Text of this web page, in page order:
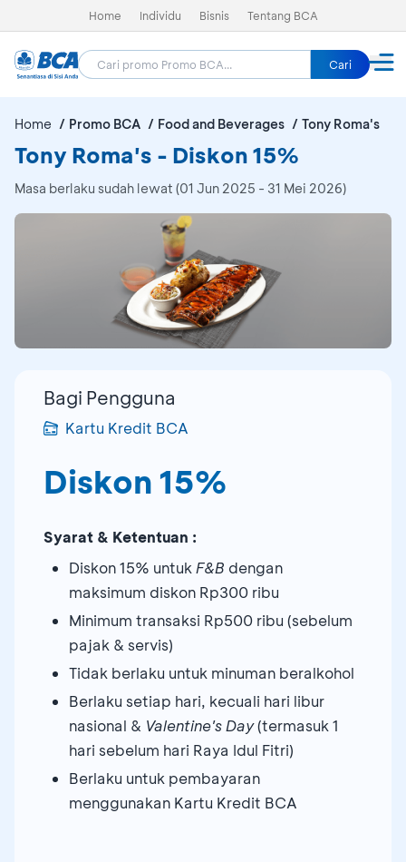
Home Individu Bisnis Tentang BCA
Cari
Home Promo BCA Food and Beverages Tony Roma's
Tony Roma's - Diskon 15%
Masa berlaku sudah lewat (01 Jun 2025 - 31 Mei 2026)
Bagi Pengguna
Kartu Kredit BCA
Diskon 15%
Syarat & Ketentuan :
Diskon 15% untuk F&B dengan
maksimum diskon Rp300 ribu
Minimum transaksi Rp500 ribu (sebelum
pajak & servis)
Tidak berlaku untuk minuman beralkohol
Berlaku setiap hari, kecuali hari libur
nasional & Valentine's Day(termasuk 1
hari sebelum hari Raya Idul Fitri)
Berlaku untuk pembayaran
menggunakan Kartu Kredit BCA